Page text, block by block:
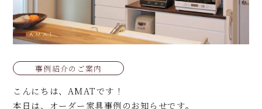
事例紹介のご案内
こんにちは、AMATです！
本日は、オーダー家具事例のお知らせです。